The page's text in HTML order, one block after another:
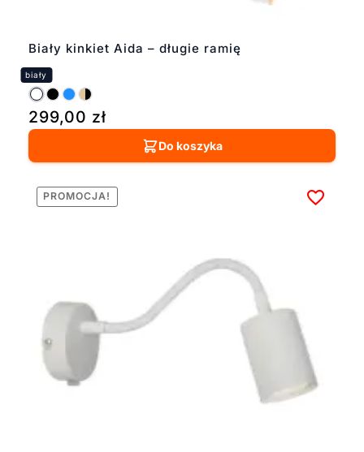
Biały kinkiet Aida – długie ramię
299,00 zł
Do koszyka
PROMOCJA!